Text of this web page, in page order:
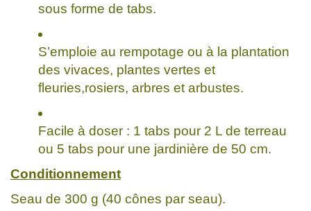
sous forme de tabs.
S’emploie au rempotage ou à la plantation
des vivaces, plantes vertes et
fleuries,rosiers, arbres et arbustes.
Facile à doser : 1 tabs pour 2 L de terreau
ou 5 tabs pour une jardinière de 50 cm.
Conditionnement
Seau de 300 g (40 cônes par seau).